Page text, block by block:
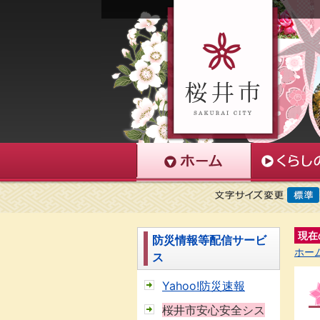
防災情報等配信サービ
ス
Yahoo!防災速報
桜井市安心安全シス
現在
ホー